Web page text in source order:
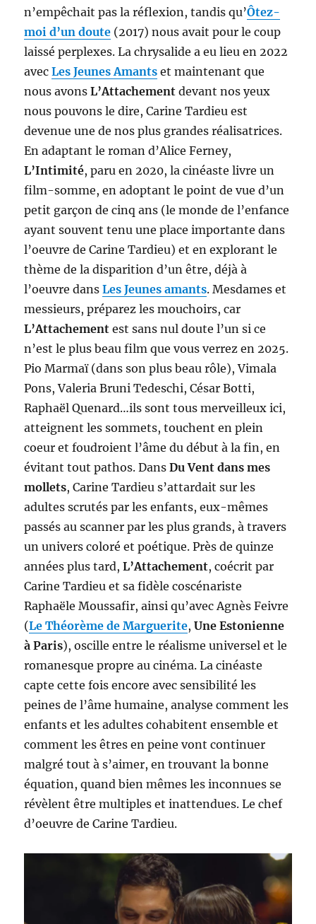
n’empêchait pas la réflexion, tandis qu’Ôtez-
moi d’un doute (2017) nous avait pour le coup
laissé perplexes. La chrysalide a eu lieu en 2022
avecLes Jeunes Amants et maintenant que
nous avonsL’Attachement devant nos yeux
nous pouvons le dire, Carine Tardieu est
devenue une de nos plus grandes réalisatrices.
En adaptant le roman d’Alice Ferney,
L’Intimité, paru en 2020, la cinéaste livre un
film-somme, en adoptant le point de vue d’un
petit garçon de cinq ans (le monde de l’enfance
ayant souvent tenu une place importante dans
l’oeuvre de Carine Tardieu) et en explorant le
thème de la disparition d’un être, déjà à
l’oeuvre dansLes Jeunes amants. Mesdames et
messieurs, préparez les mouchoirs, car
L’Attachement est sans nul doute l’un si ce
n’est le plus beau film que vous verrez en 2025.
Pio Marmaï (dans son plus beau rôle), Vimala
Pons, Valeria Bruni Tedeschi, César Botti,
Raphaël Quenard…ils sont tous merveilleux ici,
atteignent les sommets, touchent en plein
coeur et foudroient l’âme du début à la fin, en
évitant tout pathos. DansDu Vent dans mes
mollets, Carine Tardieu s’attardait sur les
adultes scrutés par les enfants, eux-mêmes
passés au scanner par les plus grands, à travers
un univers coloré et poétique. Près de quinze
années plus tard,L’Attachement, coécrit par
Carine Tardieu et sa fidèle coscénariste
Raphaële Moussafir, ainsi qu’avec Agnès Feivre
(Le Théorème de Marguerite,Une Estonienne
à Paris), oscille entre le réalisme universel et le
romanesque propre au cinéma. La cinéaste
capte cette fois encore avec sensibilité les
peines de l’âme humaine, analyse comment les
enfants et les adultes cohabitent ensemble et
comment les êtres en peine vont continuer
malgré tout à s’aimer, en trouvant la bonne
équation, quand bien mêmes les inconnues se
révèlent être multiples et inattendues. Le chef
d’oeuvre de Carine Tardieu.